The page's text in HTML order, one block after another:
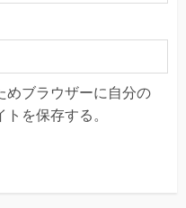
めブラウザーに自分の
を保存する。